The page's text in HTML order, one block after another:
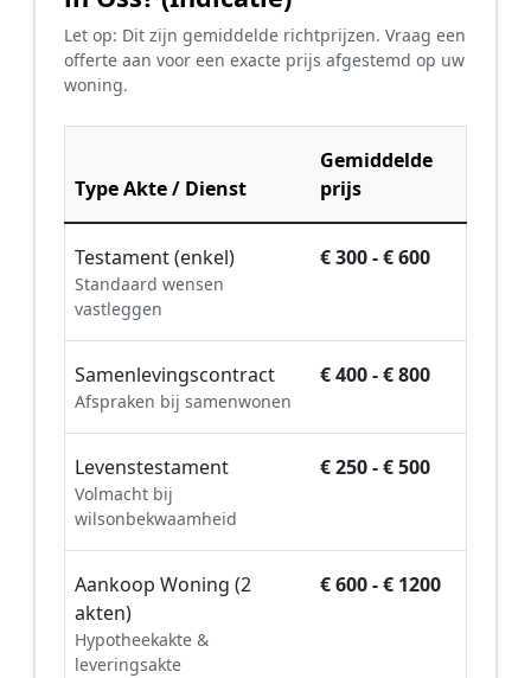
Let op: Dit zijn gemiddelde richtprijzen. Vraag een
offerte aan voor een exacte prijs afgestemd op uw
woning.
Type Akte / Dienst
Gemiddelde
prijs
Testament (enkel)
Standaard wensen
vastleggen
€ 300 - € 600
Samenlevingscontract
Afspraken bij samenwonen
€ 400 - € 800
Levenstestament
Volmacht bij
wilsonbekwaamheid
€ 250 - € 500
Aankoop Woning (2
akten)
Hypotheekakte &
leveringsakte
€ 600 - € 1200